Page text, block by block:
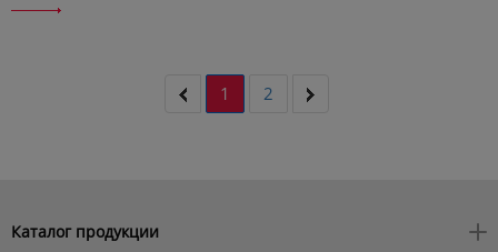
1 2
Каталог продукции